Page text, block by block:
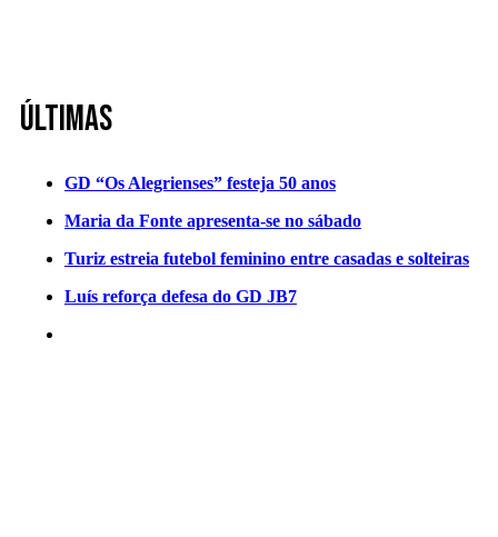
Últimas
GD “Os Alegrienses” festeja 50 anos
Maria da Fonte apresenta-se no sábado
Turiz estreia futebol feminino entre casadas e solteiras
Luís reforça defesa do GD JB7